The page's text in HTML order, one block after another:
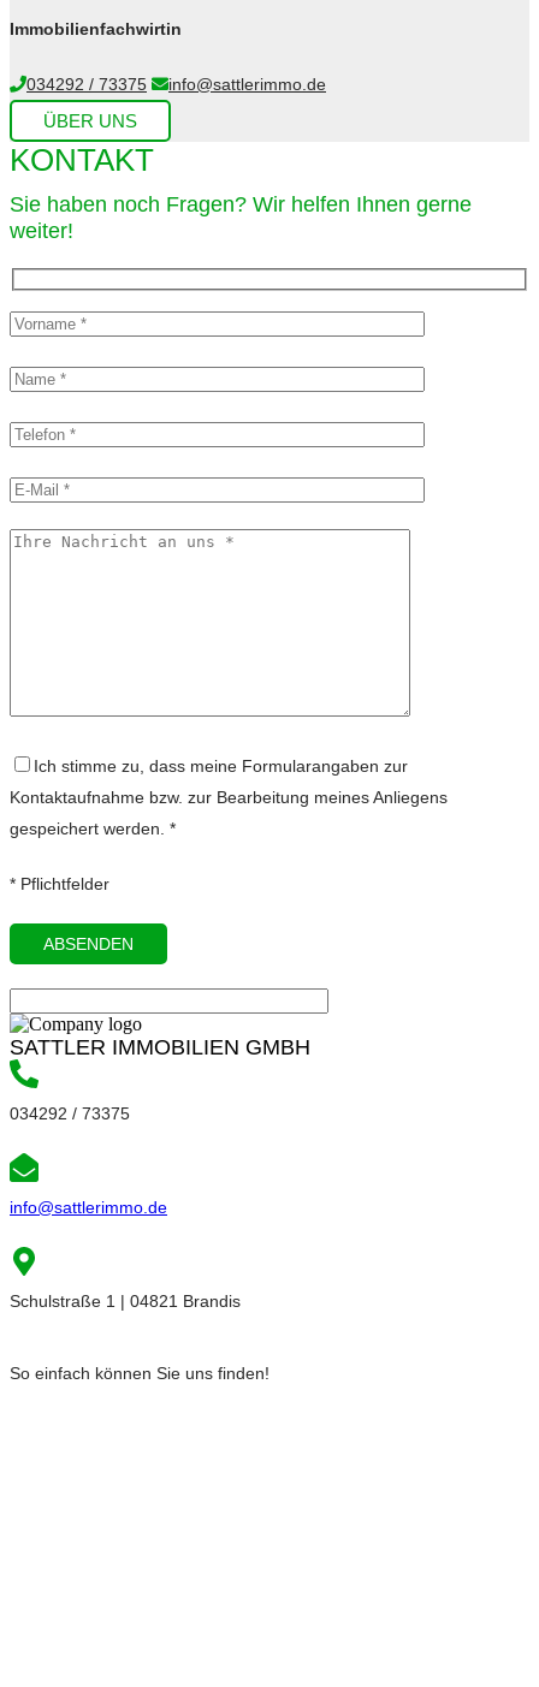
Immobilienfachwirtin
034292 / 73375 info@sattlerimmo.de
ÜBER UNS
KONTAKT
Sie haben noch Fragen? Wir helfen Ihnen gerne
weiter!​
Ich stimme zu, dass meine Formularangaben zur
Kontaktaufnahme bzw. zur Bearbeitung meines Anliegens
gespeichert werden. *
* Pflichtfelder
SATTLER IMMOBILIEN GMBH
034292 / 73375
info@sattlerimmo.de
Schulstraße 1 | 04821 Brandis
So einfach können Sie uns finden!